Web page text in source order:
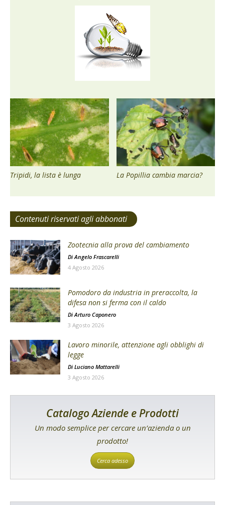
Tripidi, la lista è lunga La Popillia cambia marcia?
Contenuti riservati agli abbonati
Zootecnia alla prova del cambiamento
DiAngelo Frascarelli
4 Agosto 2026
Pomodoro da industria in preraccolta, la
difesa non si ferma con il caldo
Di Arturo Caponero
3 Agosto 2026
Lavoro minorile, attenzione agli obblighi di
legge
Di Luciano Mattarelli
3 Agosto 2026
Catalogo Aziende e Prodotti
Un modo semplice per cercare un’azienda o un
prodotto!
Cerca adesso